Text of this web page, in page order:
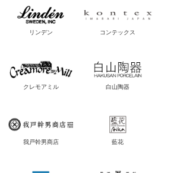
リンデン コンテックス
クレモアミル 白山陶器
我戸幹男商店 藍花